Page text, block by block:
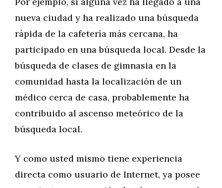
nueva ciudad y ha realizado una búsqueda
rápida de la cafetería más cercana, ha
participado en una búsqueda local. Desde la
búsqueda de clases de gimnasia en la
comunidad hasta la localización de un
médico cerca de casa, probablemente ha
contribuido al ascenso meteórico de la
búsqueda local.
Y como usted mismo tiene experiencia
directa como usuario de Internet, ya posee